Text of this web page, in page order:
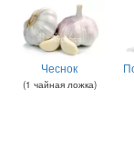
Чеснок
(1 чайная ложка)